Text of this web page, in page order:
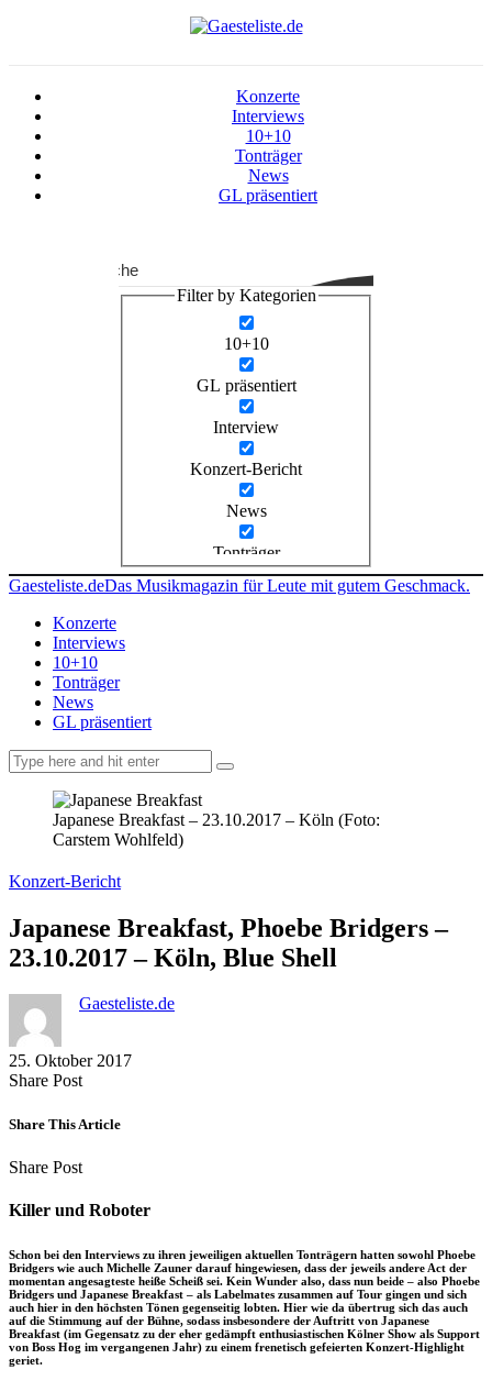
Konzerte
Interviews
10+10
Tonträger
News
GL präsentiert
Suche
Filter by Kategorien
10+10
GL präsentiert
Interview
Konzert-Bericht
News
Tonträger
Gaesteliste.deDas Musikmagazin für Leute mit gutem Geschmack.
Konzerte
Interviews
10+10
Tonträger
News
GL präsentiert
Japanese Breakfast – 23.10.2017 – Köln (Foto:
Carstem Wohlfeld)
Konzert-Bericht
Japanese Breakfast, Phoebe Bridgers –
23.10.2017 – Köln, Blue Shell
Gaesteliste.de
25. Oktober 2017
Share PostShare
Facebook
Copy
to
Send
via
Share This Article
Share PostShare
Facebook
Copy
to
Send
via
Killer und Roboter
Schon bei den Interviews zu ihren jeweiligen aktuellen Tonträgern hatten sowohl Phoebe
Bridgers wie auch Michelle Zauner darauf hingewiesen, dass der jeweils andere Act der
momentan angesagteste heiße Scheiß sei. Kein Wunder also, dass nun beide – also Phoebe
Bridgers und Japanese Breakfast – als Labelmates zusammen auf Tour gingen und sich
auch hier in den höchsten Tönen gegenseitig lobten. Hier wie da übertrug sich das auch
auf die Stimmung auf der Bühne, sodass insbesondere der Auftritt von Japanese
Breakfast (im Gegensatz zu der eher gedämpft enthusiastischen Kölner Show als Support
von Boss Hog im vergangenen Jahr) zu einem frenetisch gefeierten Konzert-Highlight
geriet.